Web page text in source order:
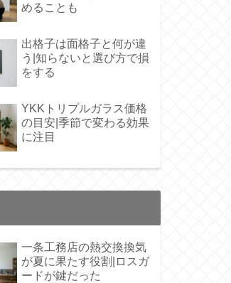
めることも
出格子は面格子と何が違
う|知らないと選び方で損
をする
YKKトリプルガラス価格
の目安|季節で変わる効果
に注目
一条工務店の熱交換換気
が夏に果たす役割|ロスガ
ードが鍵だった